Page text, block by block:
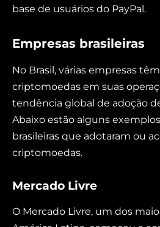
base de usuários do PayPal.
Empresas brasileiras
No Brasil, várias empresas
criptomoedas em suas
tendência global de adoção
Abaixo estão alguns
brasileiras que adotaram ou
criptomoedas.
Mercado Livre
O Mercado Livre, um dos